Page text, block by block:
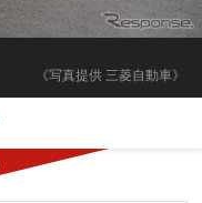
《写真提供 三菱自動車》